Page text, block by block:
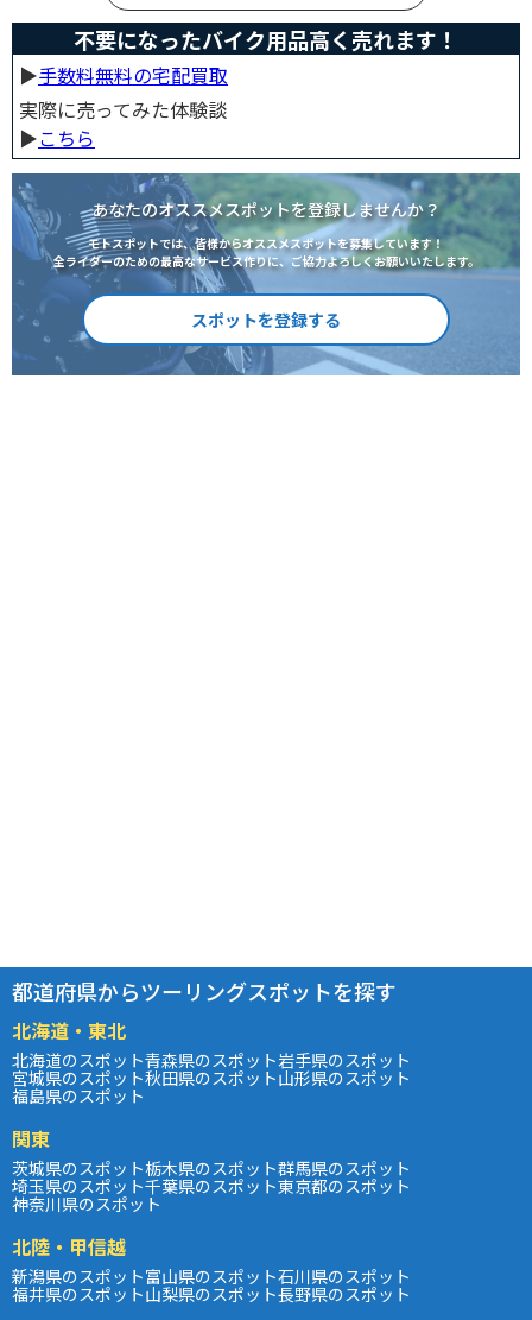
不要になったバイク用品高く売れます！
▶︎手数料無料の宅配買取
実際に売ってみた体験談
▶︎こちら
あなたのオススメスポットを登録しませんか？
モトスポットでは、皆様からオススメスポットを募集しています！
全ライダーのための最高なサービス作りに、ご協力よろしくお願いいたします。
スポットを登録する
都道府県からツーリングスポットを探す
北海道・東北
北海道のスポット青森県のスポット岩手県のスポット
宮城県のスポット秋田県のスポット山形県のスポット
福島県のスポット
関東
茨城県のスポット栃木県のスポット群馬県のスポット
埼玉県のスポット千葉県のスポット東京都のスポット
神奈川県のスポット
北陸・甲信越
新潟県のスポット富山県のスポット石川県のスポット
福井県のスポット山梨県のスポット長野県のスポット